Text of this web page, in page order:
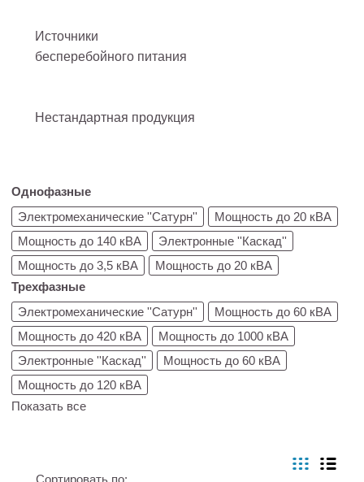
Источники
бесперебойного питания
Нестандартная продукция
Однофазные
Электромеханические ''Сатурн''
Мощность до 20 кВА
Мощность до 140 кВА
Электронные ''Каскад''
Мощность до 3,5 кВА
Мощность до 20 кВА
Трехфазные
Электромеханические ''Сатурн''
Мощность до 60 кВА
Мощность до 420 кВА
Мощность до 1000 кВА
Электронные ''Каскад''
Мощность до 60 кВА
Мощность до 120 кВА
Показать все
Сортировать по: